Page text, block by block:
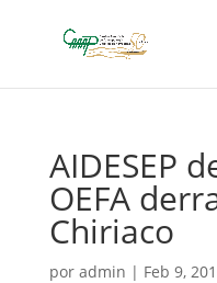
AIDESEP
OEFA
Chiriaco
por admin | Feb 9,